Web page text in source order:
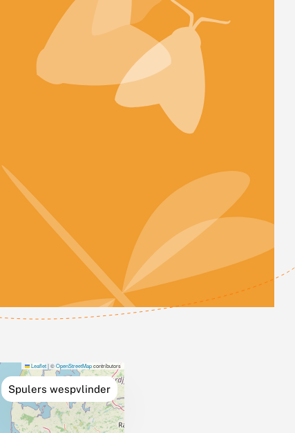
Spulers wespvlinder
Leaflet|©OpenStreetMapcontributors